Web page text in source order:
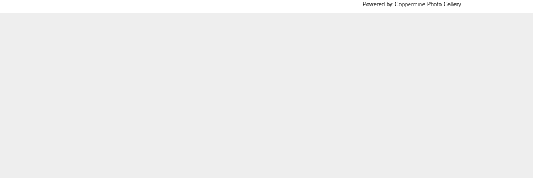
Powered by Coppermine Photo Gallery